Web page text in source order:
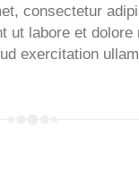
consectetur
ut labore et
exercitation